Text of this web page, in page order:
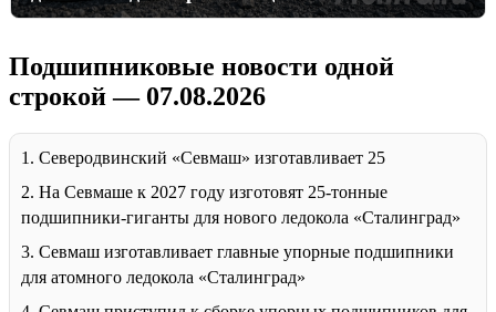
Подшипниковые новости одной
строкой — 07.08.2026
1. Северодвинский «Севмаш» изготавливает 25
2. На Севмаше к 2027 году изготовят 25-тонные
подшипники-гиганты для нового ледокола «Сталинград»
3. Севмаш изготавливает главные упорные подшипники
для атомного ледокола «Сталинград»